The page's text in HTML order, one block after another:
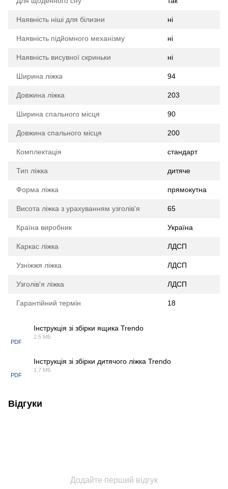
Наявність ніші для білизни ні
Наявність підйомного механізму ні
Наявність висувної скриньки ні
Ширина ліжка 94
Довжина ліжка 203
Ширина спального місця 90
Довжина спального місця 200
Комплектація стандарт
Тип ліжка дитяче
Форма ліжка прямокутна
Висота ліжка з урахуванням узголів'я 65
Країна виробник Україна
Каркас ліжка ЛДСП
Узніжжя ліжка ЛДСП
Узголів'я ліжка ЛДСП
Гарантійний термін 18
PDF
Інструкція зі збірки ящика Trendo
2.5 МБ
PDF
Інструкція зі збірки дитячого ліжка Trendo
1.7 МБ
Відгуки
Додайте перший відгук